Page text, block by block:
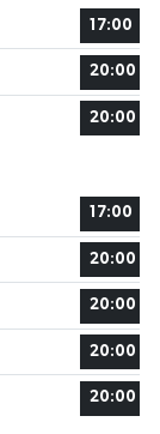
17:00
20:00
20:00
17:00
20:00
20:00
20:00
20:00